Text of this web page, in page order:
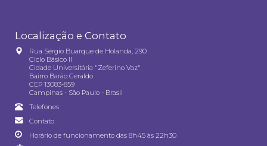
Localização e Contato
Rua Sérgio Buarque de Holanda, 290
Ciclo Básico II
Cidade Universitária "Zeferino Vaz"
Bairro Barão Geraldo
CEP 13083-859
Campinas - São Paulo - Brasil
Telefones
Contato
Horário de funcionamento das 8h45 às 22h30